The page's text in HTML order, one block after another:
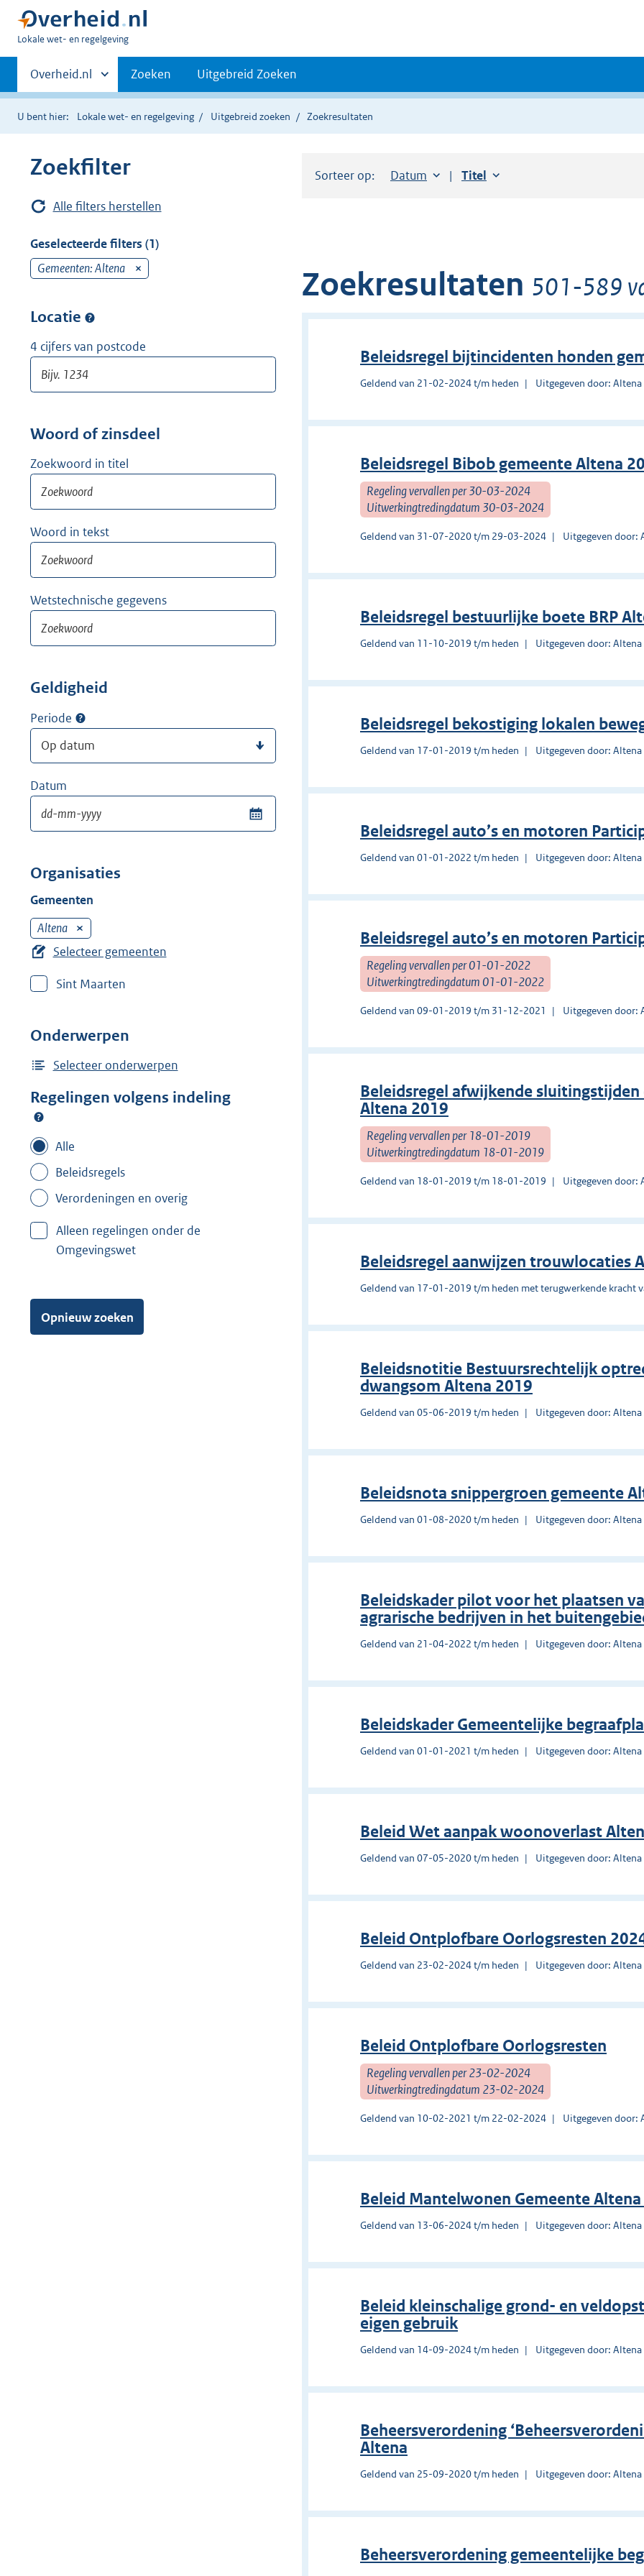
U
hier:
Lokale wet- en regelgeving
Primaire
navigatie
Andere
sites
binnen
Overheid.nl Zoeken Uitgebreid Zoeken
U bent hier: Lokale wet- en regelgeving Uitgebreid zoeken Zoekresultaten
Zoekfilter
Alle filters herstellen
Geselecteerde filters (1)
Gemeenten: Altena
i
Locatie
4 cijfers van postcode
Woord of zinsdeel
Zoekwoord in titel
Woord in tekst
Wetstechnische gegevens
Geldigheid
Periode
Datum
Organisaties
Gemeenten
Altena
e
w
d
e
f
l
e
r
A
l
e
n
a
Selecteer gemeenten
Sint Maarten
Onderwerpen
Selecteer onderwerpen
Regelingen volgens indeling
Alle
Beleidsregels
Verordeningen en overig
Alleen regelingen onder de
Omgevingswet
Opnieuw zoeken
Sorteer op: Sorteer op:
Datum aflopendSorteer op:
Titel oplopend
Zoekresultaten 501-589
Beleidsregel bijtincidenten honden
Geldend van 21-02-2024 t/m heden Uitgegeven door: Altena
Beleidsregel Bibob gemeente Altena
Regeling vervallen per 30-03-2024
Uitwerkingtredingdatum 30-03-2024
Geldend van 31-07-2020 t/m 29-03-2024 Uitgegeven door:
Beleidsregel bestuurlijke boete BRP
Geldend van 11-10-2019 t/m heden Uitgegeven door: Altena
Beleidsregel bekostiging lokalen
Geldend van 17-01-2019 t/m heden Uitgegeven door: Altena
Beleidsregel auto’s en motoren
Geldend van 01-01-2022 t/m heden Uitgegeven door: Altena
Beleidsregel auto’s en motoren
Regeling vervallen per 01-01-2022
Uitwerkingtredingdatum 01-01-2022
Geldend van 09-01-2019 t/m 31-12-2021 Uitgegeven door:
Beleidsregel afwijkende
Altena 2019
Regeling vervallen per 18-01-2019
Uitwerkingtredingdatum 18-01-2019
Geldend van 18-01-2019 t/m 18-01-2019 Uitgegeven door:
Beleidsregel aanwijzen trouwlocaties
Geldend van 17-01-2019 t/m heden met terugwerkende kracht
Beleidsnotitie Bestuursrechtelijk
dwangsom Altena 2019
Geldend van 05-06-2019 t/m heden Uitgegeven door: Altena
Beleidsnota snippergroen gemeente
Geldend van 01-08-2020 t/m heden Uitgegeven door: Altena
Beleidskader pilot voor het plaatsen
agrarische bedrijven in het
Geldend van 21-04-2022 t/m heden Uitgegeven door: Altena
Beleidskader Gemeentelijke
Geldend van 01-01-2021 t/m heden Uitgegeven door: Altena
Beleid Wet aanpak woonoverlast
Geldend van 07-05-2020 t/m heden Uitgegeven door: Altena
Beleid Ontplofbare Oorlogsresten
Geldend van 23-02-2024 t/m heden Uitgegeven door: Altena
Beleid Ontplofbare Oorlogsresten
Regeling vervallen per 23-02-2024
Uitwerkingtredingdatum 23-02-2024
Geldend van 10-02-2021 t/m 22-02-2024 Uitgegeven door:
Beleid Mantelwonen Gemeente
Geldend van 13-06-2024 t/m heden Uitgegeven door: Altena
Beleid kleinschalige grond- en
eigen gebruik
Geldend van 14-09-2024 t/m heden Uitgegeven door: Altena
Beheersverordening
Altena
Geldend van 25-09-2020 t/m heden Uitgegeven door: Altena
Beheersverordening gemeentelijke